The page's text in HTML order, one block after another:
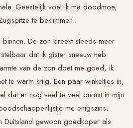
Geestelijk voel ik me doodmoe,
te beklimmen.
De zon breekt steeds meer
dat ik gister sneeuw heb
van de zon doet me goed, ik
te warm krijg. Een paar winkeltjes in,
dat er nog veel te veel onrust in mijn
me enigszins.
Duitsland gewoon goedkoper als